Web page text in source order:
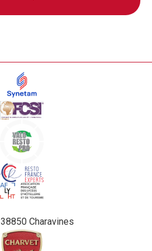
Charavines